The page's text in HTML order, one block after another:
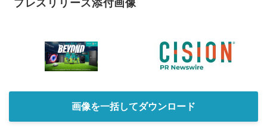
プレスリリース添付画像
画像を一括してダウンロード